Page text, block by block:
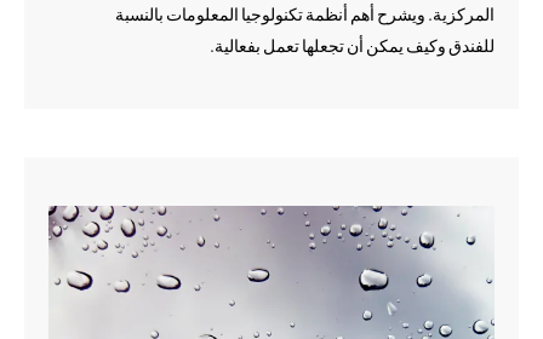
المركزية. ويشرح أهم أنظمة تكنولوجيا المعلومات بالنسبة
للفندق وكيف يمكن أن تجعلها تعمل بفعالية.